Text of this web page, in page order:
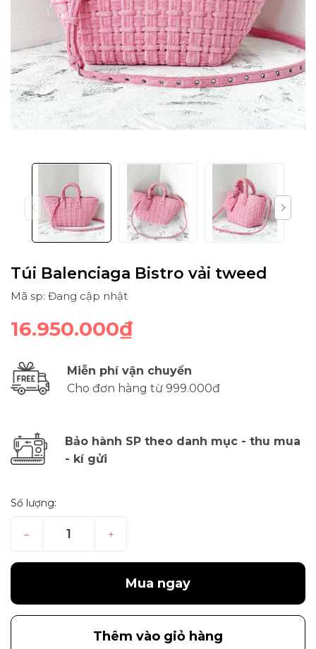
Túi Balenciaga Bistro vải tweed
Mã sp: Đang cập nhật
16.950.000₫
Miễn phí vận chuyển
Cho đơn hàng từ 999.000đ
Bảo hành SP theo danh mục - thu mua
- kí gửi
Số lượng:
– +
Mua ngay
Thêm vào giỏ hàng